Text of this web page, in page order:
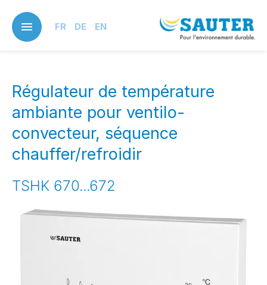
main
content
FR DE EN
Régulateur de température
ambiante pour ventilo-
convecteur, séquence
chauffer/refroidir
TSHK 670...672